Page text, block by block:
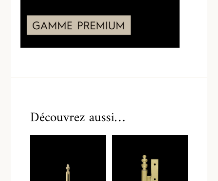
Découvrez aussi…